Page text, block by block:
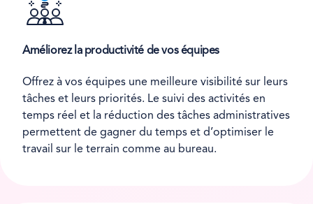
Améliorez la productivité de vos équipes
Offrez à vos équipes une meilleure visibilité sur leurs
tâches et leurs priorités. Le suivi des activités en
temps réel et la réduction des tâches administratives
permettent de gagner du temps et d’optimiser le
travail sur le terrain comme au bureau.